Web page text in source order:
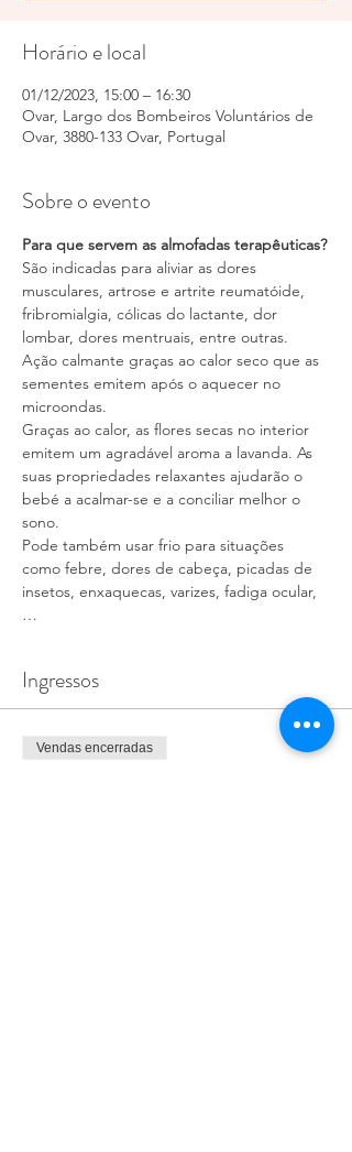
Horário e local
01/12/2023, 15:00 – 16:30
Ovar, Largo dos Bombeiros Voluntários de
Ovar, 3880-133 Ovar, Portugal
Sobre o evento
Para que servem as almofadas terapêuticas?
São indicadas para aliviar as dores
musculares, artrose e artrite reumatóide,
fribromialgia, cólicas do lactante, dor
lombar, dores mentruais, entre outras.
Ação calmante graças ao calor seco que as
sementes emitem após o aquecer no
microondas.
Graças ao calor, as flores secas no interior
emitem um agradável aroma a lavanda. As
suas propriedades relaxantes ajudarão o
bebé a acalmar-se e a conciliar melhor o
sono.
Pode também usar frio para situações
como febre, dores de cabeça, picadas de
insetos, enxaquecas, varizes, fadiga ocular,
…
Ingressos
Vendas encerradas